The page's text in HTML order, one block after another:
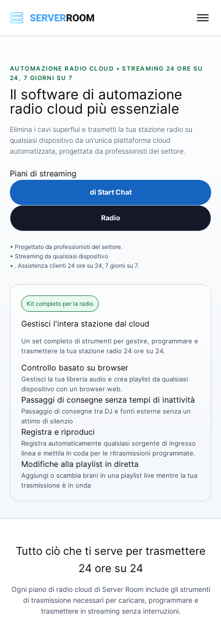
AUTOMAZIONE RADIO CLOUD • STREAMING 24 ORE SU
24, 7 GIORNI SU 7
Il software di automazione
radio cloud più essenziale
Elimina i cavi superflui e trasmetti la tua stazione radio su
qualsiasi dispositivo da un'unica piattaforma cloud
automatizzata, progettata da professionisti del settore.
Piani di streaming
di Start Chat
Radio
Progettato da professionisti del settore.
Streaming da qualsiasi dispositivo
. Assistenza clienti 24 ore su 24, 7 giorni su 7.
Kit completo per la radio
Gestisci l'intera stazione dal cloud
Un set completo di strumenti per gestire, programmare e
trasmettere la tua stazione radio 24 ore su 24.
Controllo basato su browser
Gestisci la tua libreria audio e crea playlist da qualsiasi
dispositivo con un browser web.
Passaggi di consegne senza tempi di inattività
Passaggio di consegne tra DJ e fonti esterne senza un
attimo di silenzio
Registra e riproduci
Registra automaticamente qualsiasi sorgente di ingresso
linea e mettila in coda per le ritrasmissioni programmate.
Modifiche alla playlist in diretta
Aggiungi o scambia brani in una playlist live mentre la tua
trasmissione è in onda
Tutto ciò che ti serve per trasmettere
24 ore su 24
Ogni piano di radio cloud di Server Room include gli strumenti
di trasmissione necessari per caricare, programmare e
trasmettere in streaming senza interruzioni.